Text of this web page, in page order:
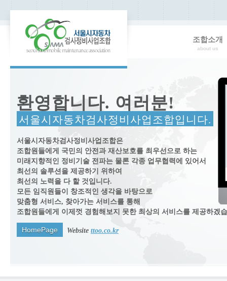
조합소개
about us
환영합니다. 여러분!
서울시자동차검사정비사업조합입니다.
서울시자동차검사정비사업조합은
조합원들에게 국민의 안전과 재산보호를 최우선으로 하는
미래지향적인 정비기술 전파는 물론 각종 업무협력에 있어서
최선의 솔루션을 제공하기 위하여
최선의 노력을 다 할 것입니다.
모든 임직원들이 창조적인 생각을 바탕으로
맞춤형 서비스, 찾아가는 서비스를 통해
조합원들에게 이제껏 경험해보지 못한 최상의 서비스를 제공하겠
HomePage Website ttoo.co.kr